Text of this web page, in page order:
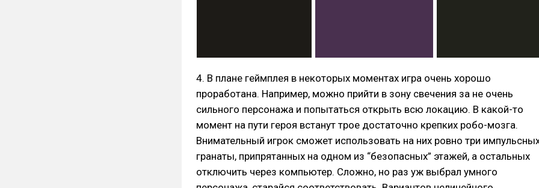
4. В плане геймплея в некоторых моментах игра очень хорошо
проработана. Например, можно прийти в зону свечения за не очень
сильного персонажа и попытаться открыть всю локацию. В какой-то
момент на пути героя встанут трое достаточно крепких робо-мозга.
Внимательный игрок сможет использовать на них ровно три
гранаты, припрятанных на одном из “безопасных” этажей, а остальных
отключить через компьютер. Сложно, но раз уж выбрал умного